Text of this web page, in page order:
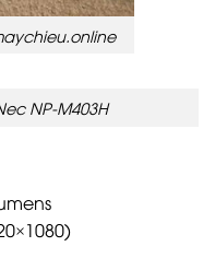
NP-M403H